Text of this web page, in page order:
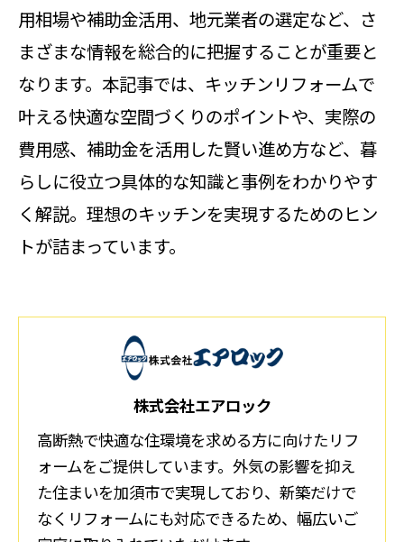
用相場や補助金活用、地元業者の選定など、さ
まざまな情報を総合的に把握することが重要と
なります。本記事では、キッチンリフォームで
叶える快適な空間づくりのポイントや、実際の
費用感、補助金を活用した賢い進め方など、暮
らしに役立つ具体的な知識と事例をわかりやす
く解説。理想のキッチンを実現するためのヒン
トが詰まっています。
株式会社エアロック
高断熱で快適な住環境を求める方に向けたリフ
ォームをご提供しています。外気の影響を抑え
た住まいを加須市で実現しており、新築だけで
なくリフォームにも対応できるため、幅広いご